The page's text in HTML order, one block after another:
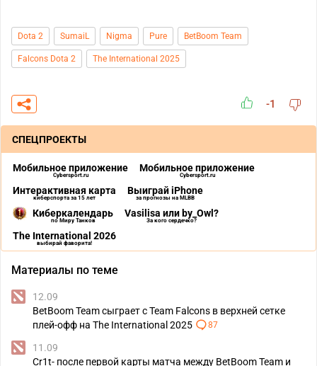
Dota 2 SumaiL Nigma Pure BetBoom Team
Falcons Dota 2 The International 2025
-1
СПЕЦПРОЕКТЫ
Мобильное приложение
Cybersport.ru
Мобильное приложение
Cybersport.ru
Интерактивная карта
киберспорта за 15 лет
Выиграй iPhone
за прогнозы на MLBB
Киберкалендарь
по Миру Танков
Vasilisa или by_Owl?
За кого сердечко?
The International 2026
выбирай фаворита!
Материалы по теме
12.09
BetBoom Team сыграет с Team Falcons в верхней сетке
плей-офф на The International 2025
87
11.09
Cr1t- после первой карты матча между BetBoom Team и